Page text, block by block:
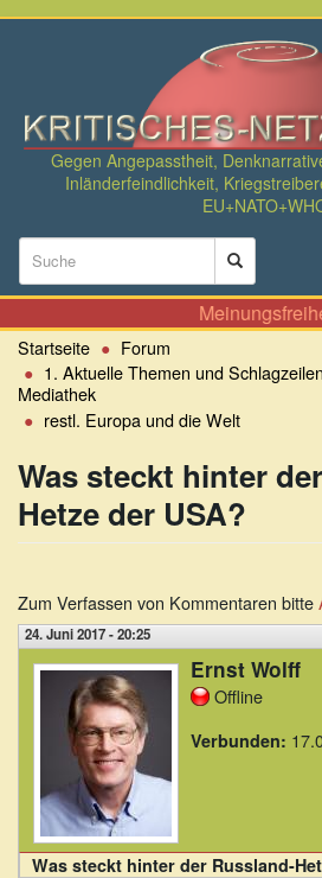
Direkt
Gegen Angepasstheit,
Inländerfeindlichkeit,
Suchformular
Suche
Startseite
Forum
1. Aktuelle Themen und
Mediathek
restl. Europa und die Welt
Was steckt hinter
Hetze der USA?
Zum Verfassen von Kommentaren bitte
24. Juni 2017 - 20:25
Ernst Wolff
Offline
Verbunden:
Was steckt hinter der Russland-